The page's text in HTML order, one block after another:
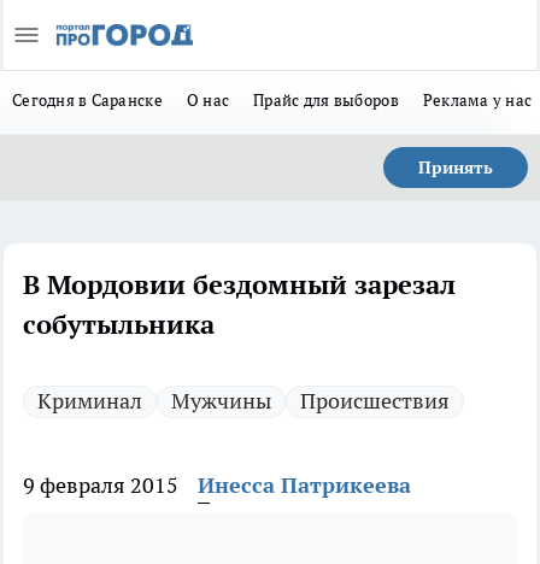
Сегодня в Саранске О нас Прайс для выборов Реклама у нас
Принять
В Мордовии бездомный зарезал
собутыльника
Криминал Мужчины Происшествия
9 февраля 2015 Инесса Патрикеева